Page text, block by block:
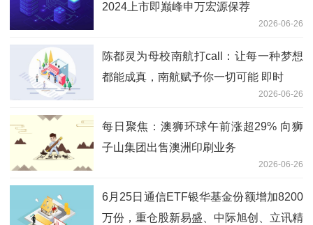
2024上市即巅峰申万宏源保荐
2026-06-26
陈都灵为母校南航打call：让每一种梦想
都能成真，南航赋予你一切可能 即时
2026-06-26
每日聚焦：澳狮环球午前涨超29% 向狮
子山集团出售澳洲印刷业务
2026-06-26
6月25日通信ETF银华基金份额增加8200
万份，重仓股新易盛、中际旭创、立讯精